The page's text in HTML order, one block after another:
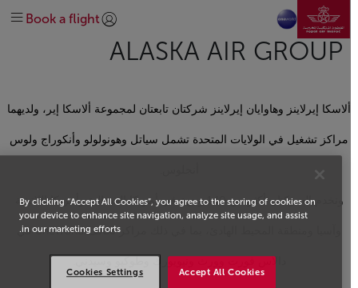
تخطي إلى المحتوى الرئيسي
انتقل إلى الصفحةتسجيل الدخول | انضم)
Book a flight
ألاسكا إيرلاينز وهاوايان إيرلاينز شركتان تابعتان لمجموعة ألاسكا إير، ولديهما
مراكز تشغيل في الولايات المتحدة تشمل سياتل وهونولولو وأنكوراج ولوس
وتخدم الشركتان أكثر من 140 وجهة في أمريكا الشمالية وأمريكا اللاتينية
وآسيا ومنطقة المحيط الهادئ، بما في ذلك مراكز تحالف oneworld في
دالاس فورت وورث ونيويورك وطوكيو وسيدني.
Plan your trip
Extras
Manage
Explore offers
الرائجة
وجهاتنا
explore-quicklinks-title
Route Map
Our Network
#DREAMAFRICA #MEETMOROCCO
At the airport
On-board
About us
Economy Class
Business Class
Before travel
Special needs
Help & Support
Contact us
Discover Safar Flyer loyalty
Earn and spend miles
Get help
By clicking “Accept All Cookies”, you agree to the storing of cookies on
your device to enhance site navigation, analyze site usage, and assist
in our marketing efforts.
Accept All Cookies
Cookies Settings